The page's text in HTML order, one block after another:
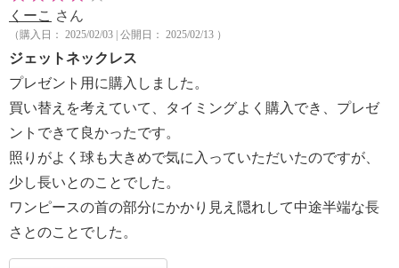
くーこ さん
（購入日： 2025/02/03 | 公開日： 2025/02/13 ）
ジェットネックレス
プレゼント用に購入しました。
買い替えを考えていて、タイミングよく購入でき、プレゼ
ントできて良かったです。
照りがよく球も大きめで気に入っていただいたのですが、
少し長いとのことでした。
ワンピースの首の部分にかかり見え隠れして中途半端な長
さとのことでした。